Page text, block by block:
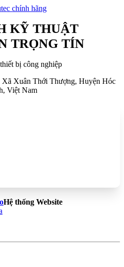
chính hãng
KỸ THUẬT
TRỌNG TÍN
bị công nghiệp
Xuân Thới Thượng, Huyện Hóc
Việt Nam
Hệ thống Website